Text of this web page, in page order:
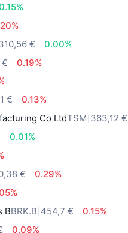
€
0.00%
0.19%
€
0.13%
Co LtdTSM 363,12 €
0.01%
€
0.29%
BBRK.B 454,7 €
0.15%
0.09%